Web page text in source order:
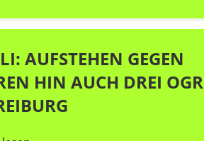
AUFSTEHEN GEGEN
HIN AUCH DREI OGR